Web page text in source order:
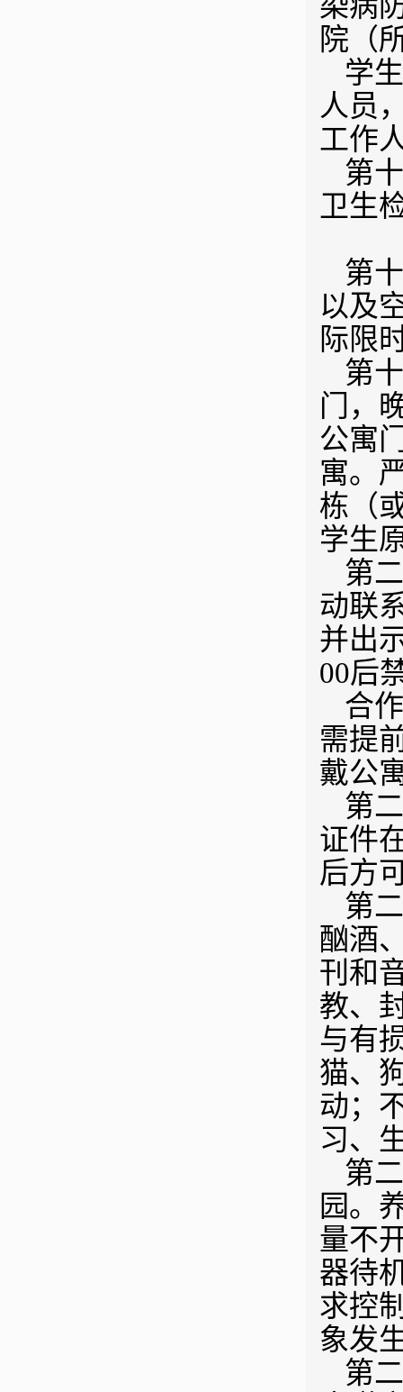
院（
学
人员
工作
第
卫生
第
以及
际限
第
门，
公寓
寓。
栋（
学生
第
动联
并出
00后
合
需提
戴公
第
证件
后方
第
酗酒
刊和
教、
与有
猫、
动；
习、
第
园。
量不
器待
求控
象发
第